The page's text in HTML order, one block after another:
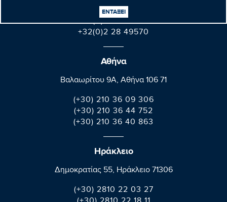
ΕΝΤΑΞΕΙ
+32(0)2 28 45570
+32(0)2 28 49570
Αθήνα
Βαλαωρίτου 9A, Aθήνα 106 71
(+30) 210 36 09 306
(+30) 210 36 44 752
(+30) 210 36 40 863
Ηράκλειο
Δημοκρατίας 55, Ηράκλειο 71306
(+30) 2810 22 03 27